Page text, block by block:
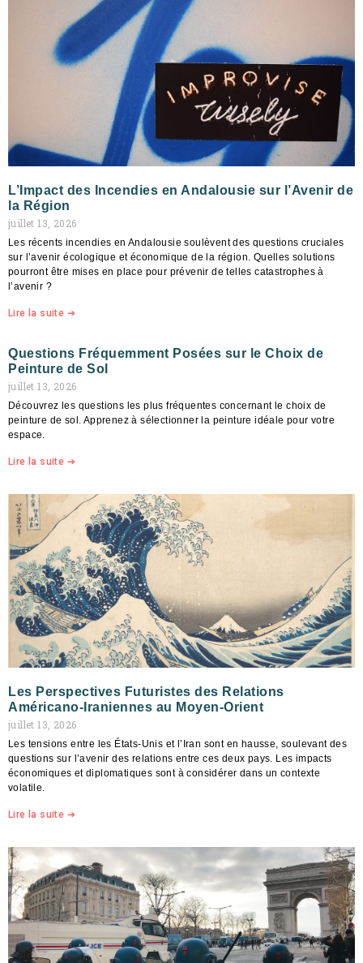
L’Impact des Incendies en Andalousie sur l’Avenir de
la Région
juillet 13, 2026
Les récents incendies en Andalousie soulèvent des questions cruciales
sur l’avenir écologique et économique de la région. Quelles solutions
pourront être mises en place pour prévenir de telles catastrophes à
l’avenir ?
Lire la suite ➔
Questions Fréquemment Posées sur le Choix de
Peinture de Sol
juillet 13, 2026
Découvrez les questions les plus fréquentes concernant le choix de
peinture de sol. Apprenez à sélectionner la peinture idéale pour votre
espace.
Lire la suite ➔
Les Perspectives Futuristes des Relations
Américano-Iraniennes au Moyen-Orient
juillet 13, 2026
Les tensions entre les États-Unis et l’Iran sont en hausse, soulevant des
questions sur l’avenir des relations entre ces deux pays. Les impacts
économiques et diplomatiques sont à considérer dans un contexte
volatile.
Lire la suite ➔